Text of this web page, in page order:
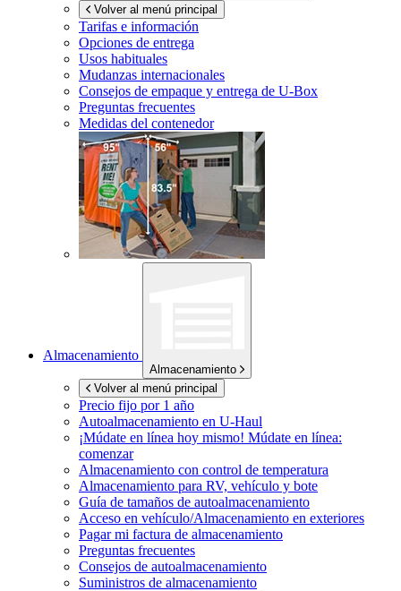
Volver al menú principal
Tarifas e información
Opciones de entrega
Usos habituales
Mudanzas internacionales
Consejos de empaque y entrega de U-Box
Preguntas frecuentes
Medidas del contenedor
Almacenamiento
Almacenamiento
Volver al menú principal
Precio fijo por 1 año
Autoalmacenamiento en U-Haul
¡Múdate en línea hoy mismo! Múdate en línea:
comenzar
Almacenamiento con control de temperatura
Almacenamiento para RV, vehículo y bote
Guía de tamaños de autoalmacenamiento
Acceso en vehículo/Almacenamiento en exteriores
Pagar mi factura de almacenamiento
Preguntas frecuentes
Consejos de autoalmacenamiento
Suministros de almacenamiento